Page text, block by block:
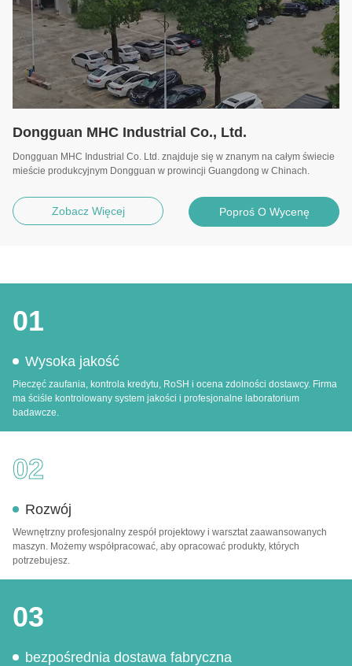
Dongguan MHC Industrial Co., Ltd.
Dongguan MHC Industrial Co. Ltd. znajduje się w znanym na całym świecie
mieście produkcyjnym Dongguan w prowincji Guangdong w Chinach.
Zobacz Więcej Poproś O Wycenę
01
Wysoka jakość
Pieczęć zaufania, kontrola kredytu, RoSH i ocena zdolności dostawcy. Firma
ma ściśle kontrolowany system jakości i profesjonalne laboratorium
badawcze.
02
Rozwój
Wewnętrzny profesjonalny zespół projektowy i warsztat zaawansowanych
maszyn. Możemy współpracować, aby opracować produkty, których
potrzebujesz.
03
bezpośrednia dostawa fabryczna